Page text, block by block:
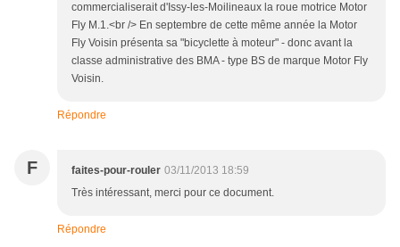
commercialiserait d'Issy-les-Moilineaux la roue motrice Motor
Fly M.1.<br /> En septembre de cette même année la Motor
Fly Voisin présenta sa "bicyclette à moteur" - donc avant la
classe administrative des BMA - type BS de marque Motor Fly
Voisin.
Répondre
F faites-pour-rouler 03/11/2013 18:59
Très intéressant, merci pour ce document.
Répondre